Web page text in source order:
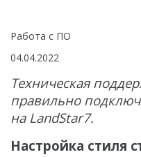
InnoSpector
БПВА
Работа с ПО
04.04.2022
Техническая
правильно
на LandStar7.
Настройка стиля